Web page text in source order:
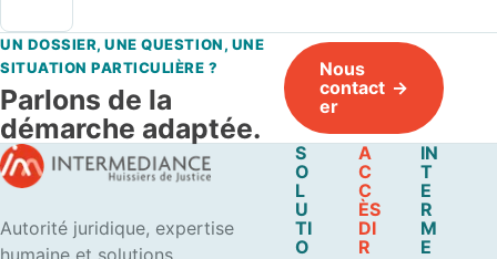
UN DOSSIER, UNE QUESTION, UNE
SITUATION PARTICULIÈRE ?
Parlons de la
démarche adaptée.
Nous
contact
er
Autorité juridique, expertise
S
O
L
U
TI
O
A
C
C
ÈS
DI
R
IN
T
E
R
M
E